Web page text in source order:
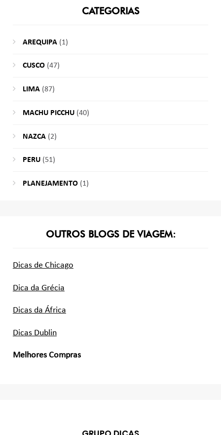
CATEGORIAS
AREQUIPA(1)
CUSCO(47)
LIMA(87)
MACHU PICCHU(40)
NAZCA(2)
PERU(51)
PLANEJAMENTO(1)
OUTROS BLOGS DE VIAGEM:
Dicas de Chicago
Dica da Grécia
Dicas da África
Dicas Dublin
Melhores Compras